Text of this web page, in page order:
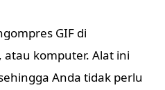
GIF di
komputer. Alat ini
Anda tidak perlu